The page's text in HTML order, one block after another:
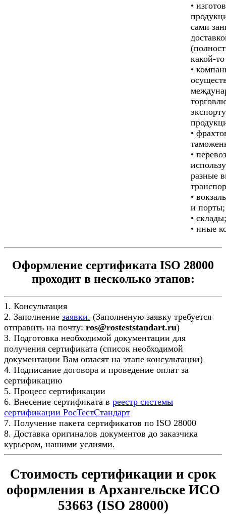
•
сами
какой-
•
•
•
разные
•
и порты;
• склады;
• иные
Оформление сертификата ISO 28000
проходит в несколько этапов:
1. Консультация
2. Заполнение заявки. (Заполненую заявку требуется
отправить на почту: ros@rosteststandart.ru)
3. Подготовка необходимой документации для
получения сертификата (список необходимой
документации Вам огласят на этапе консультации)
4. Подписание договора и проведение оплат за
сертификацию
5. Процесс сертификации
6. Внесение сертификата в реестр системы
сертификации РосТестСтандарт
7. Получение пакета сертификатов по ISO 28000
8. Доставка оригиналов документов до заказчика
курьером, нашими услиями.
Стоимость сертификации и срок
оформления в Архангельске ИСО
53663 (ISO 28000)